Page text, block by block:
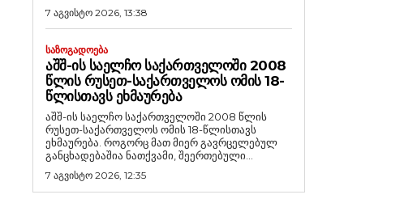
7 აგვისტო 2026, 13:38
ᲡᲐᲖᲝᲒᲐᲓᲝᲔᲑᲐ
ᲐᲨᲨ-ᲘᲡ ᲡᲐᲔᲚᲩᲝ ᲡᲐᲥᲐᲠᲗᲕᲔᲚᲝᲨᲘ 2008
ᲬᲚᲘᲡ ᲠᲣᲡᲔᲗ-ᲡᲐᲥᲐᲠᲗᲕᲔᲚᲝᲡ ᲝᲛᲘᲡ 18-
ᲬᲚᲘᲡᲗᲐᲕᲡ ᲔᲮᲛᲐᲣᲠᲔᲑᲐ
აშშ-ის საელჩო საქართველოში 2008 წლის
რუსეთ-საქართველოს ომის 18-წლისთავს
ეხმაურება. როგორც მათ მიერ გავრცელებულ
განცხადებაშია ნათქვამი, შეერთებული...
7 აგვისტო 2026, 12:35